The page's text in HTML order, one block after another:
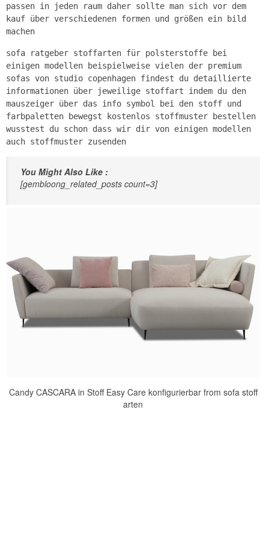
passen in jeden raum daher sollte man sich vor dem
kauf über verschiedenen formen und größen ein bild
machen
sofa ratgeber stoffarten für polsterstoffe bei
einigen modellen beispielweise vielen der premium
sofas von studio copenhagen findest du detaillierte
informationen über jeweilige stoffart indem du den
mauszeiger über das info symbol bei den stoff und
farbpaletten bewegst kostenlos stoffmuster bestellen
wusstest du schon dass wir dir von einigen modellen
auch stoffmuster zusenden
You Might Also Like :
[gembloong_related_posts count=3]
Candy CASCARA in Stoff Easy Care konfigurierbar from sofa stoff
arten